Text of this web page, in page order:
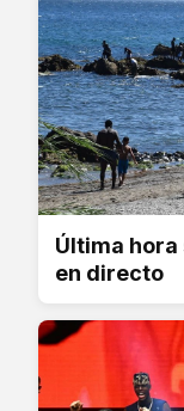
Última
en directo